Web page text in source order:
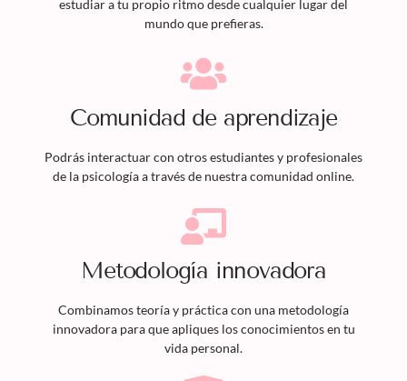
estudiar a tu propio ritmo desde cualquier lugar del
mundo que prefieras.
Comunidad de aprendizaje
Podrás interactuar con otros estudiantes y profesionales
de la psicología a través de nuestra comunidad online.
Metodología innovadora
Combinamos teoría y práctica con una metodología
innovadora para que apliques los conocimientos en tu
vida personal.